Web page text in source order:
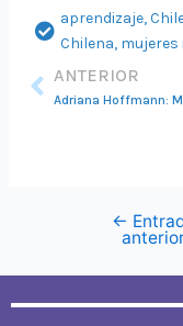
aprendizaje,
Chilena, mujeres
Ant
ANTERIOR
←